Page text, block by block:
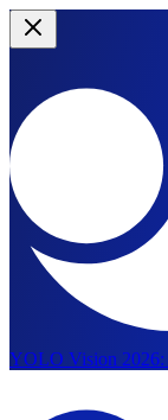
YOLO Vision 2026: